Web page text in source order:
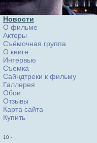
Новости
О фильме
Актеры
Съёмочная группа
О книге
Интервью
Cъемка
Сайндтреки к фильму
Галлерея
Обои
Отзывы
Карта сайта
Купить
10 -